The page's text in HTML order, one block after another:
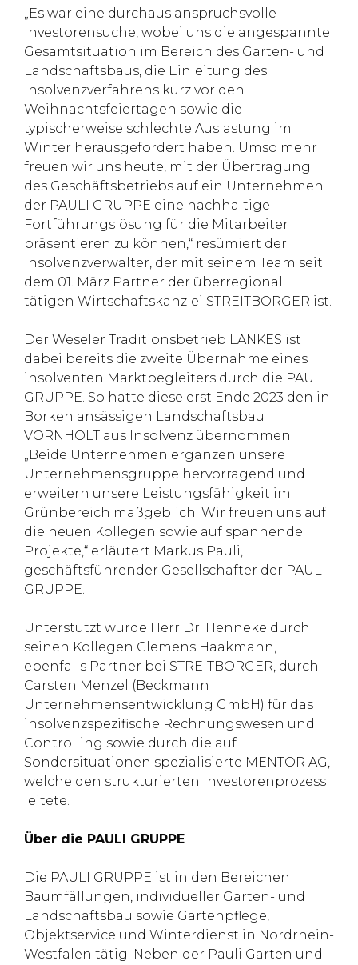
„Es war eine durchaus anspruchsvolle
Investorensuche, wobei uns die angespannte
Gesamtsituation im Bereich des Garten- und
Landschaftsbaus, die Einleitung des
Insolvenzverfahrens kurz vor den
Weihnachtsfeiertagen sowie die
typischerweise schlechte Auslastung im
Winter herausgefordert haben. Umso mehr
freuen wir uns heute, mit der Übertragung
des Geschäftsbetriebs auf ein Unternehmen
der PAULI GRUPPE eine nachhaltige
Fortführungslösung für die Mitarbeiter
präsentieren zu können,“ resümiert der
Insolvenzverwalter, der mit seinem Team seit
dem 01. März Partner der überregional
tätigen Wirtschaftskanzlei STREITBÖRGER ist.
Der Weseler Traditionsbetrieb LANKES ist
dabei bereits die zweite Übernahme eines
insolventen Marktbegleiters durch die PAULI
GRUPPE. So hatte diese erst Ende 2023 den in
Borken ansässigen Landschaftsbau
VORNHOLT aus Insolvenz übernommen.
„Beide Unternehmen ergänzen unsere
Unternehmensgruppe hervorragend und
erweitern unsere Leistungsfähigkeit im
Grünbereich maßgeblich. Wir freuen uns auf
die neuen Kollegen sowie auf spannende
Projekte,“ erläutert Markus Pauli,
geschäftsführender Gesellschafter der PAULI
GRUPPE.
Unterstützt wurde Herr Dr. Henneke durch
seinen Kollegen Clemens Haakmann,
ebenfalls Partner bei STREITBÖRGER, durch
Carsten Menzel (Beckmann
Unternehmensentwicklung GmbH) für das
insolvenzspezifische Rechnungswesen und
Controlling sowie durch die auf
Sondersituationen spezialisierte MENTOR AG,
welche den strukturierten Investorenprozess
leitete.
Über die PAULI GRUPPE
Die PAULI GRUPPE ist in den Bereichen
Baumfällungen, individueller Garten- und
Landschaftsbau sowie Gartenpflege,
Objektservice und Winterdienst in Nordrhein-
Westfalen tätig. Neben der Pauli Garten und